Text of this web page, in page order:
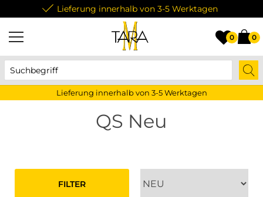
Lieferung innerhalb von 3-5 Werktagen
0 0
Lieferung innerhalb von 3-5 Werktagen
QS Neu
FILTER